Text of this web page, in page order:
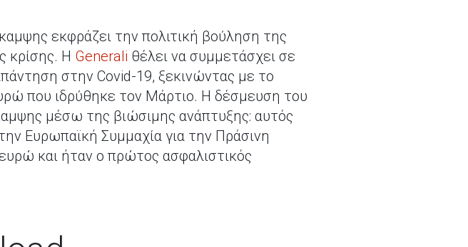
εκφράζει την πολιτική βούληση της
κρίσης. Η Generali θέλει να συμμετάσχει σε
στην Covid-19, ξεκινώντας με το
που ιδρύθηκε τον Μάρτιο. Η δέσμευση του
μέσω της βιώσιμης ανάπτυξης: αυτός
Ευρωπαϊκή Συμμαχία για την Πράσινη
και ήταν ο πρώτος ασφαλιστικός